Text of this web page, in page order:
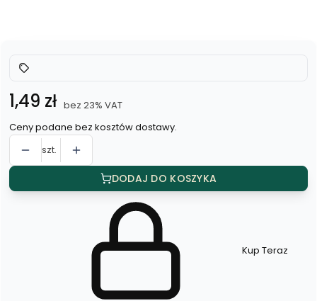
Cena
1,49 zł bez 23% VAT
Ceny podane bez kosztów dostawy.
szt.
DODAJ DO KOSZYKA
Szybki
produktu
Opakowania
Kup Teraz